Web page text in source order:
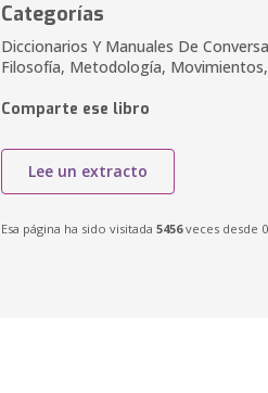
Categorías
Diccionarios Y Manuales De
Filosofía, Metodología,
Comparte ese libro
Lee un extracto
Esa página ha sido visitada 5456veces desde